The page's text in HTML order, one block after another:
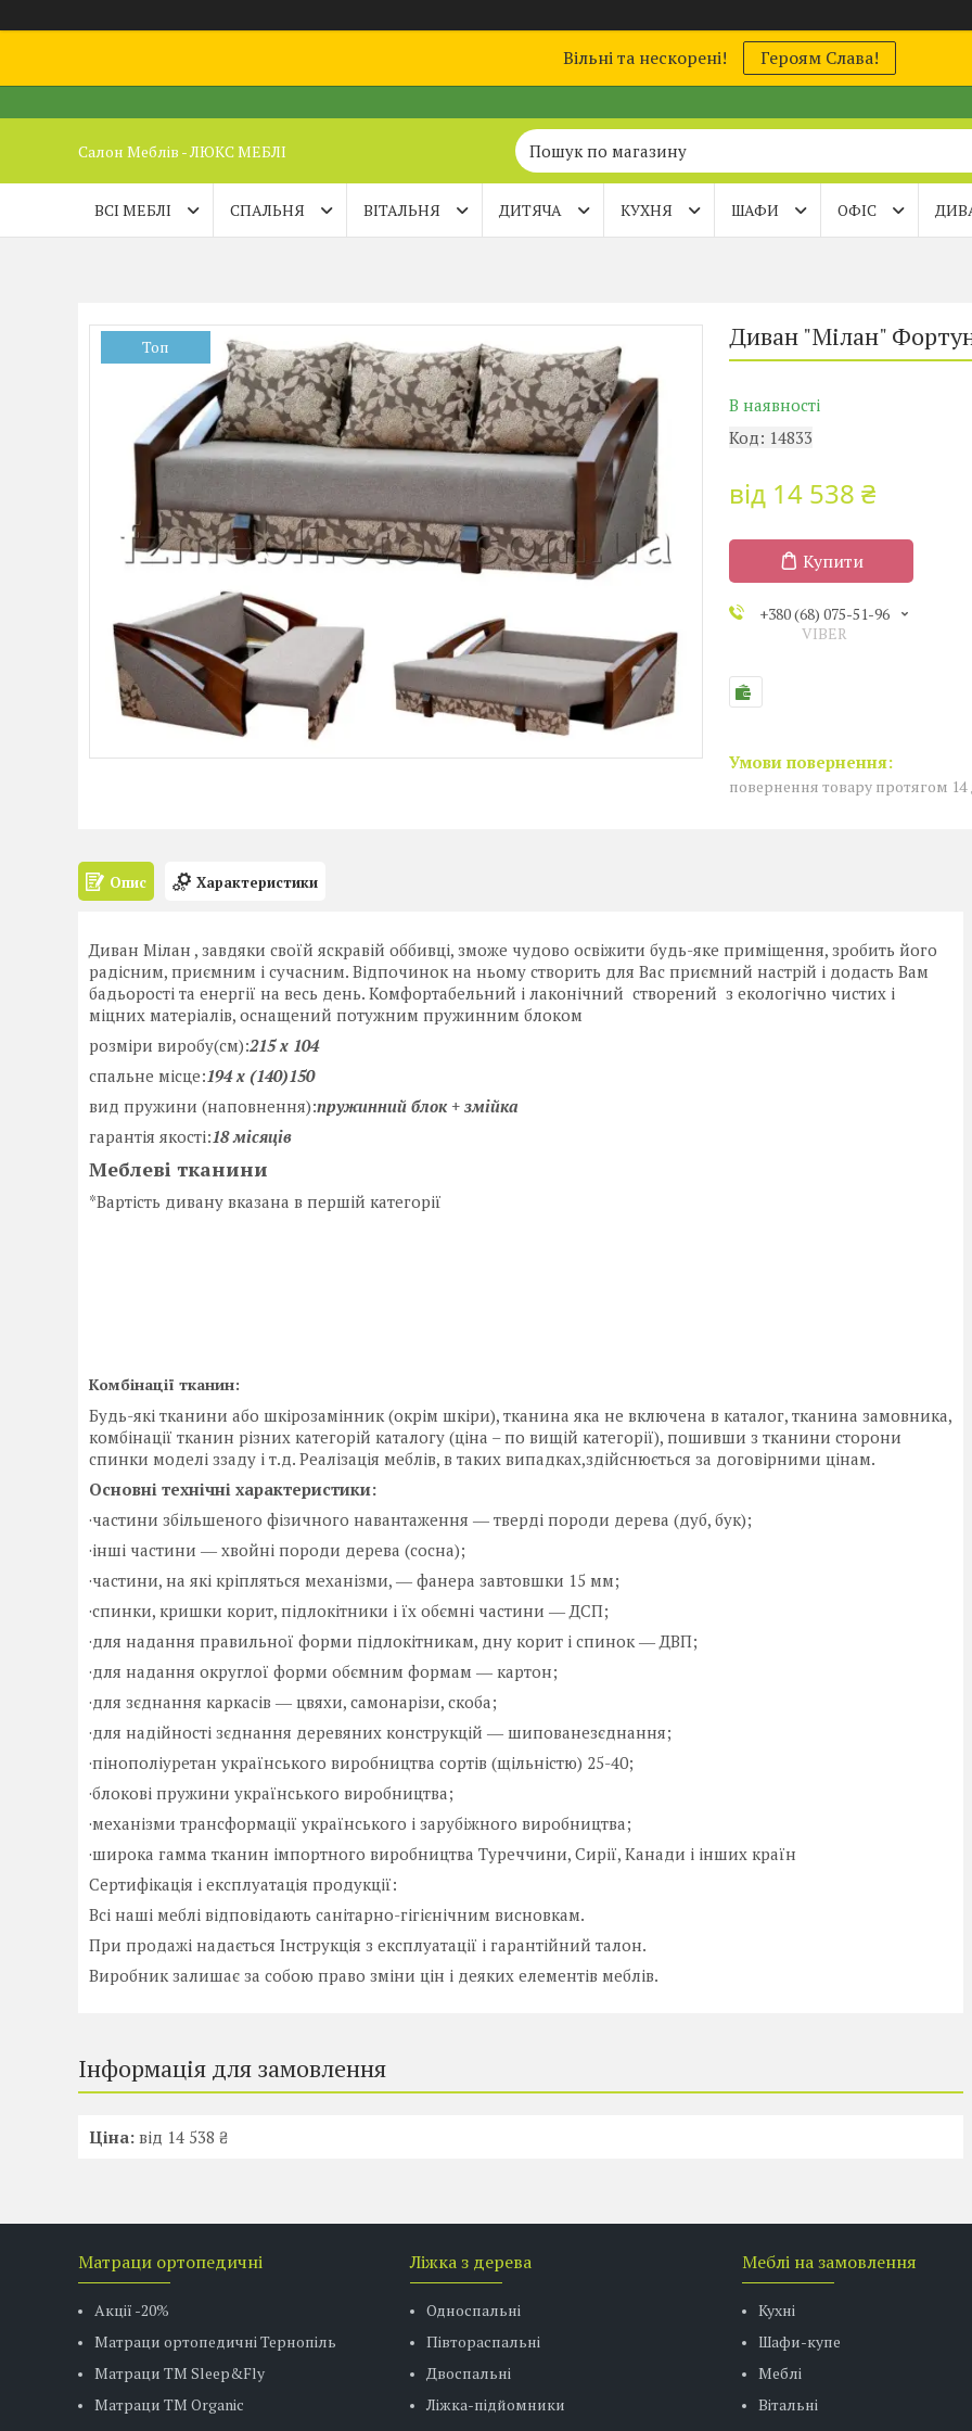
Вільні та нескорені! Героям Слава!
Салон Меблів - ЛЮКС МЕБЛІ
ВСІ МЕБЛІ СПАЛЬНЯ ВІТАЛЬНЯ ДИТЯЧА КУХНЯ ШАФИ ОФІС
Топ Диван "Мілан"
В наявності
Код: 14833
від 14 538 ₴
Купити
+380 (68) 075-51-96
VIBER
повернення товару протягом 14
Опис Характеристики
Диван Мілан , завдяки своїй яскравій оббивці, зможе чудово освіжити будь-яке приміщення, зробить його
радісним, приємним і сучасним. Відпочинок на ньому створить для Вас приємний настрій і додасть Вам
бадьорості та енергії на весь день. Комфортабельний і лаконічний створений з екологічно чистих і
міцних матеріалів, оснащений потужним пружинним блоком
розміри виробу(см):215 х 104
спальне місце:194x (140)150
вид пружини (наповнення):пружинний блок + змійка
гарантія якості:18 місяців
Меблеві тканини
*Вартість дивану вказана в першій категорії
Комбінації тканин:
Будь-які тканини або шкірозамінник (окрім шкіри), тканина яка не включена в каталог, тканина замовника,
комбінації тканин різних категорій каталогу (ціна – по вищій категорії), пошивши з тканини сторони
спинки моделі ззаду і т.д. Реалізація меблів, в таких випадках,здійснюється за договірними цінам.
Основні технічні характеристики:
·частини збільшеного фізичного навантаження ― тверді породи дерева (дуб, бук);
·інші частини ― хвойні породи дерева (сосна);
·частини, на які кріпляться механізми, ― фанера завтовшки 15 мм;
·спинки, кришки корит, підлокітники і їх обємні частини ― ДСП;
·для надання правильної форми підлокітникам, дну корит і спинок ― ДВП;
·для надання округлої форми обємним формам ― картон;
·для зєднання каркасів ― цвяхи, самонарізи, скоба;
·для надійності зєднання деревяних конструкцій ― шипованезєднання;
·пінополіуретан українського виробництва сортів (щільністю) 25-40;
·блокові пружини українського виробництва;
·механізми трансформації українського і зарубіжного виробництва;
·широка гамма тканин імпортного виробництва Туреччини, Сирії, Канади і інших країн
Сертифікація і експлуатація продукції:
Всі наші меблі відповідають санітарно-гігієнічним висновкам.
При продажі надається Інструкція з експлуатації і гарантійний талон.
Виробник залишає за собою право зміни цін і деяких елементів меблів.
Інформація для замовлення
Ціна: від 14 538 ₴
Матраци ортопедичні
Акції -20%
Матраци ортопедичні Тернопіль
Матраци ТМ Sleep&Fly
Матраци TM Organic
Ліжка з дерева
Односпальні
Півтораспальні
Двоспальні
Ліжка-підйомники
Меблі на замовлення
Кухні
Шафи-купе
Меблі
Вітальні